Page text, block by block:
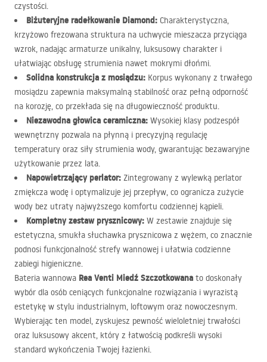
czystości.
Biżuteryjne radełkowanie Diamond: Charakterystyczna,
krzyżowo frezowana struktura na uchwycie mieszacza przyciąga
wzrok, nadając armaturze unikalny, luksusowy charakter i
ułatwiając obsługę strumienia nawet mokrymi dłońmi.
Solidna konstrukcja z mosiądzu: Korpus wykonany z trwałego
mosiądzu zapewnia maksymalną stabilność oraz pełną odporność
na korozję, co przekłada się na długowieczność produktu.
Niezawodna głowica ceramiczna: Wysokiej klasy podzespół
wewnętrzny pozwala na płynną i precyzyjną regulację
temperatury oraz siły strumienia wody, gwarantując bezawaryjne
użytkowanie przez lata.
Napowietrzający perlator: Zintegrowany z wylewką perlator
zmiękcza wodę i optymalizuje jej przepływ, co ogranicza zużycie
wody bez utraty najwyższego komfortu codziennej kąpieli.
Kompletny zestaw prysznicowy: W zestawie znajduje się
estetyczna, smukła słuchawka prysznicowa z wężem, co znacznie
podnosi funkcjonalność strefy wannowej i ułatwia codzienne
zabiegi higieniczne.
Bateria wannowa Rea Venti Miedź Szczotkowana to doskonały
wybór dla osób ceniących funkcjonalne rozwiązania i wyrazistą
estetykę w stylu industrialnym, loftowym oraz nowoczesnym.
Wybierając ten model, zyskujesz pewność wieloletniej trwałości
oraz luksusowy akcent, który z łatwością podkreśli wysoki
standard wykończenia Twojej łazienki.